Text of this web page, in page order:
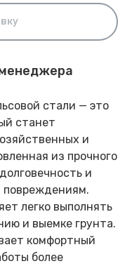
стали — это
станет
и
из прочного
и
повреждениям.
легко выполнять
и выемке грунта.
комфортный
более